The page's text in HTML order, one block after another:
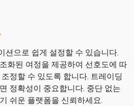
션으로 쉽게 설정할 수 있습니다.
화된 여정을 제공하여 선호도에 따
정할 수 있도록 합니다. 트레이딩
정확성이 중요합니다. 중단 없는
쉬운 플랫폼을 신뢰하세요.